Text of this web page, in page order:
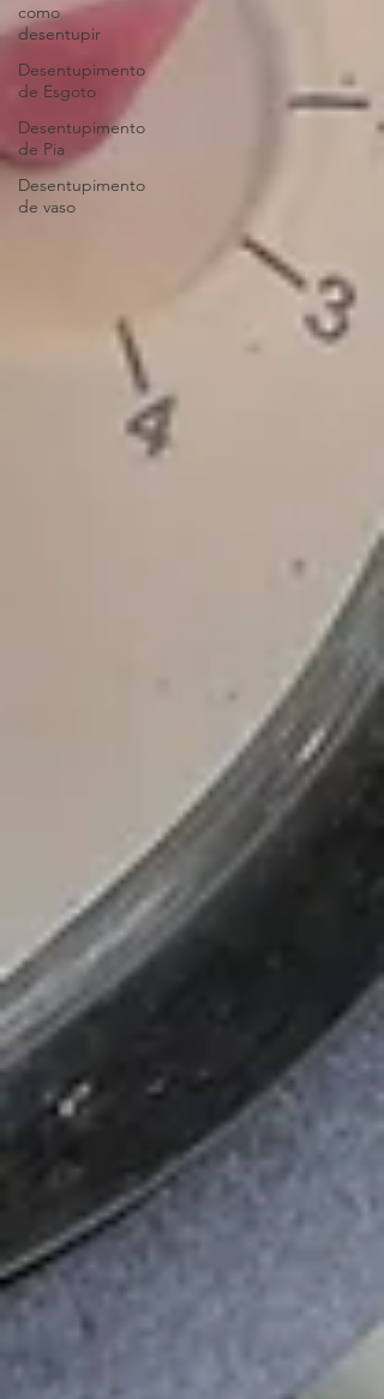
como
desentupir
Desentupimento
de Esgoto
Desentupimento
de Pia
Desentupimento
de vaso